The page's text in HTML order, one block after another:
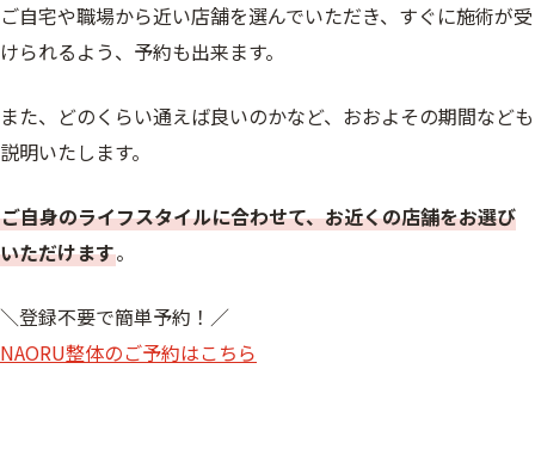
ご自宅や職場から近い店舗を選んでいただき、すぐに施術が受
けられるよう、予約も出来ます。
また、どのくらい通えば良いのかなど、おおよその期間なども
説明いたします。
ご自身のライフスタイルに合わせて、お近くの店舗をお選び
いただけます。
＼登録不要で簡単予約！／
NAORU整体のご予約はこちら